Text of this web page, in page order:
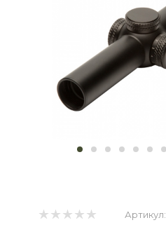
Артикул: